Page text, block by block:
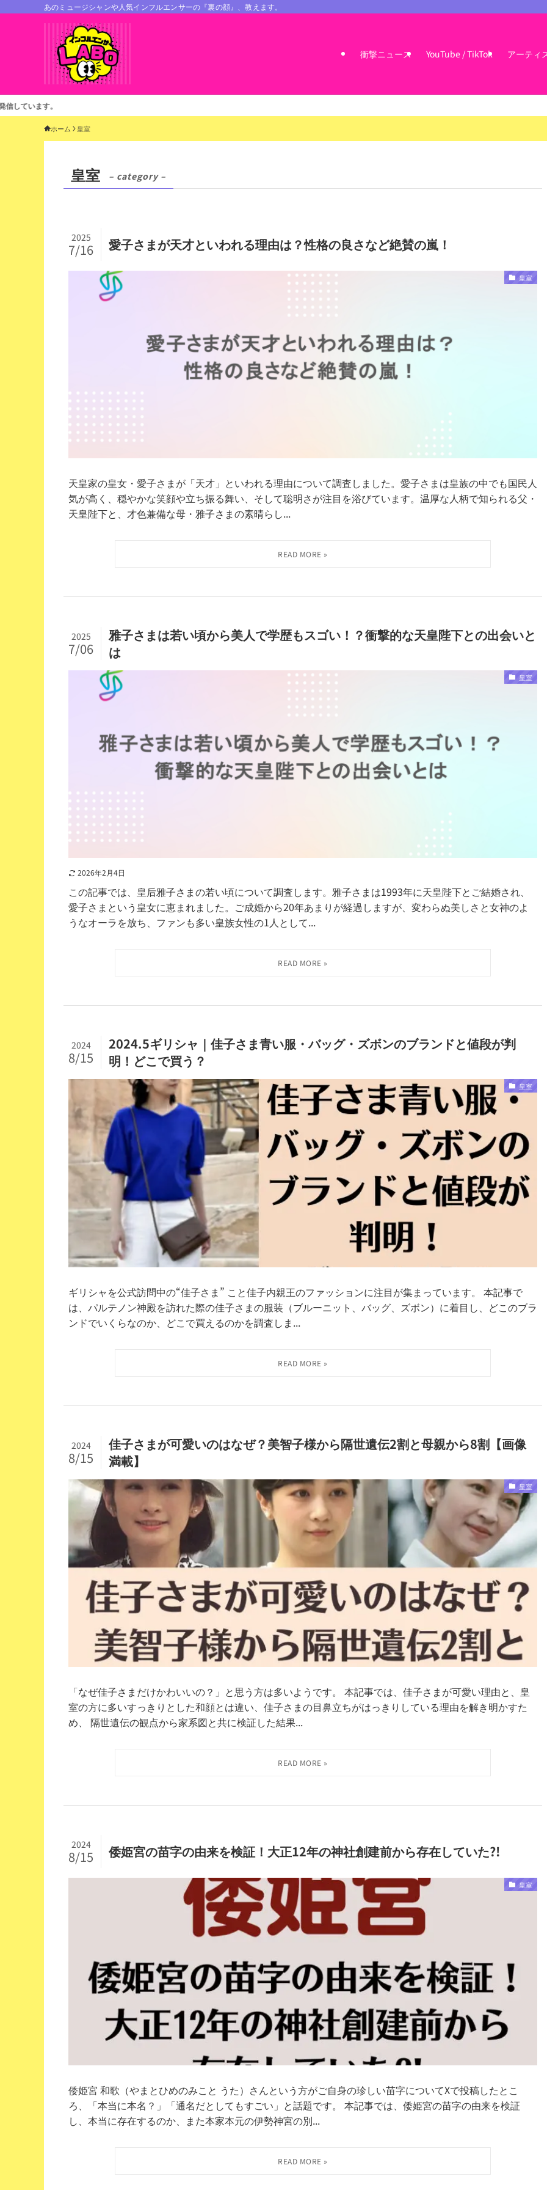
あのミュージシャンや人気インフルエンサーの『裏の顔』、教えます。
衝撃ニュース YouTube / TikTok アーティ
ホーム 皇室
皇室 – category –
愛子さまが天才といわれる理由は？性格の良さなど絶賛の嵐！
2025
7/16
皇室
天皇家の皇女・愛子さまが「天才」といわれる理由について調査しました。愛子さまは皇族の中でも国民人
気が高く、穏やかな笑顔や立ち振る舞い、そして聡明さが注目を浴びています。温厚な人柄で知られる父・
天皇陛下と、才色兼備な母・雅子さまの素晴らし...
雅子さまは若い頃から美人で学歴もスゴい！？衝撃的な天皇陛下との出会いと
は
2025
7/06
皇室
2026年2月4日
この記事では、皇后雅子さまの若い頃について調査します。雅子さまは1993年に天皇陛下とご結婚され、
愛子さまという皇女に恵まれました。ご成婚から20年あまりが経過しますが、変わらぬ美しさと女神のよ
うなオーラを放ち、ファンも多い皇族女性の1人として...
2024.5ギリシャ｜佳子さま青い服・バッグ・ズボンのブランドと値段が判
明！どこで買う？
2024
8/15
皇室
ギリシャを公式訪問中の“佳子さま” こと佳子内親王のファッションに注目が集まっています。 本記事で
は、パルテノン神殿を訪れた際の佳子さまの服装（ブルーニット、バッグ、ズボン）に着目し、どこのブラ
ンドでいくらなのか、どこで買えるのかを調査しま...
佳子さまが可愛いのはなぜ？美智子様から隔世遺伝2割と母親から8割【画像
満載】
2024
8/15
皇室
「なぜ佳子さまだけかわいいの？」と思う方は多いようです。 本記事では、佳子さまが可愛い理由と、皇
室の方に多いすっきりとした和顔とは違い、佳子さまの目鼻立ちがはっきりしている理由を解き明かすた
め、 隔世遺伝の観点から家系図と共に検証した結果...
倭姫宮の苗字の由来を検証！大正12年の神社創建前から存在していた?!
2024
8/15
皇室
倭姫宮 和歌（やまとひめのみこと うた）さんという方がご自身の珍しい苗字についてXで投稿したとこ
ろ、「本当に本名？」「通名だとしてもすごい」と話題です。 本記事では、倭姫宮の苗字の由来を検証
し、本当に存在するのか、また本家本元の伊勢神宮の別...